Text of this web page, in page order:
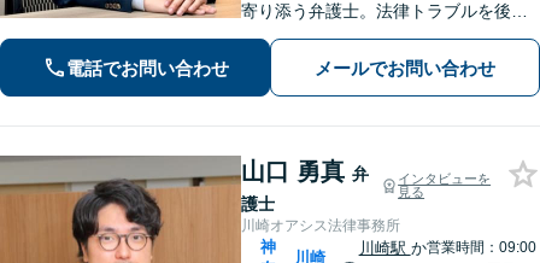
寄り添う弁護士。法律トラブルを後ろ
めたく思う必要はありません！【離婚
／借金／相続など】人生の困難を取り
除くことをお助けします。【初回面談
電話でお問い合わせ メールでお問い合わせ
山口 勇真 弁
護士
インタビューを
見る
川崎オアシス法律事務所
神
川崎
川崎駅 か営業時間：09:00